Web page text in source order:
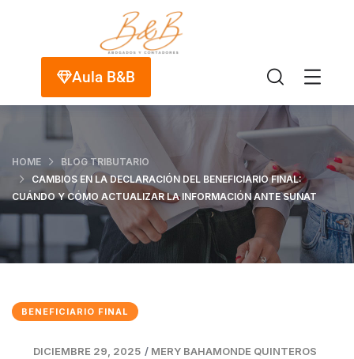
Aula B&B
HOME
BLOG TRIBUTARIO
CAMBIOS EN LA DECLARACIÓN DEL BENEFICIARIO FINAL:
CUÁNDO Y CÓMO ACTUALIZAR LA INFORMACIÓN ANTE SUNAT
BENEFICIARIO FINAL
DICIEMBRE 29, 2025 / MERY BAHAMONDE QUINTEROS